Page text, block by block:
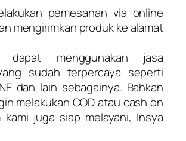
pemesanan via online
mengirimkan produk ke alamat
dapat menggunakan jasa
sudah terpercaya seperti
dan lain sebagainya. Bahkan
melakukan COD atau cash on
kami juga siap melayani, Insya